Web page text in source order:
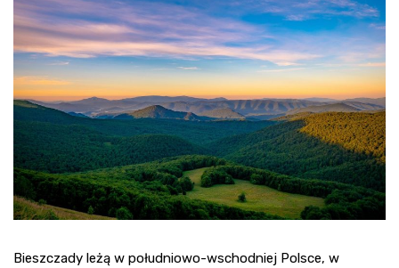
Bieszczady leżą w południowo-wschodniej Polsce, w